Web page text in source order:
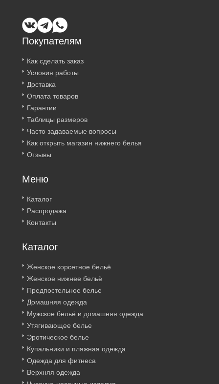
Покупателям
Как сделать заказ
Условия работы
Доставка
Оплата товаров
Гарантии
Таблицы размеров
Часто задаваемые вопросы
Как открыть магазин нижнего белья
Отзывы
Меню
Каталог
Распродажа
Контакты
Каталог
Женское корсетное бельё
Женское нижнее бельё
Предпостельное белье
Домашняя одежда
Мужское бельё и домашняя одежда
Утягивающее белье
Эротическое белье
Купальники и пляжная одежда
Одежда для фитнеса
Верхняя одежда